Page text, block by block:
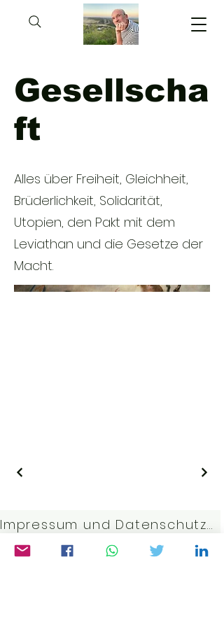
Gesellscha
ft
Alles über Freiheit, Gleichheit,
Brüderlichkeit, Solidarität,
Utopien, den Pakt mit dem
Leviathan und die Gesetze der
Macht.
Impressum und Datenschutzerklärung
Kontakt: j.bott@gmx.net